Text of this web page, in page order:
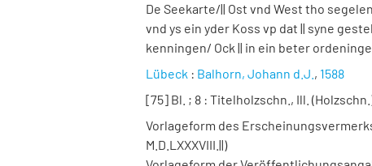
De Seekarte/|| Ost vnd West tho
vnd ys ein yder Koss vp dat || syne
kenningen/ Ock || in ein beter
Lübeck : Balhorn, Johann d.J. , 1588
[75] Bl. ; 8 : Titelholzschn., Ill.
Vorlageform des
M.D.LXXXVIII.||)